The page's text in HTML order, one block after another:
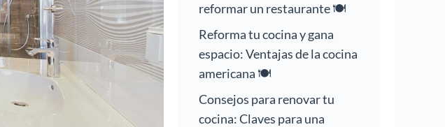
reformar un restaurante 🍽️
Reforma tu cocina y gana
espacio: Ventajas de la cocina
americana 🍽️
Consejos para renovar tu
cocina: Claves para una